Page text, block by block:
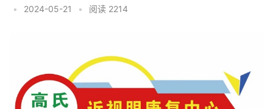
• 2024-05-21 • 阅读 2214